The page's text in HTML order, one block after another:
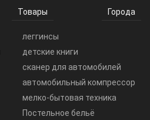
Товары Города
леггинсы
детские книги
сканер для автомобилей
автомобильный компрессор
мелко-бытовая техника
Постельное бельё